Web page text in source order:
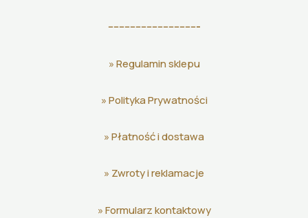
---------------------------------
»Regulamin sklepu
»Polityka Prywatności
»Płatność i dostawa
» Zwroty i reklamacje
»Formularz kontaktowy